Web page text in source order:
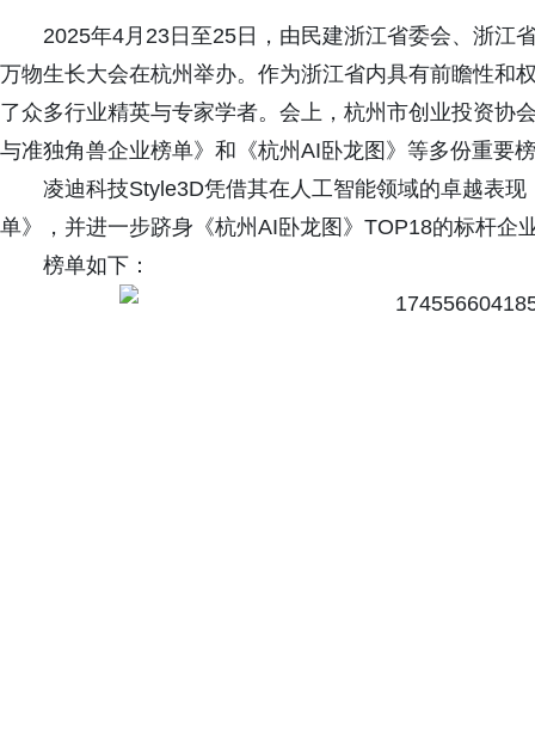
2025年4月23日至25日，由民建浙江省委会、浙江
万物生长大会在杭州举办。作为浙江省内具有前瞻性和
了众多行业精英与专家学者。会上，杭州市创业投资协
与准独角兽企业榜单》和《杭州AI卧龙图》等多份重要
凌迪科技Style3D凭借其在人工智能领域的卓越表
单》，并进一步跻身《杭州AI卧龙图》TOP18的标杆企
榜单如下：